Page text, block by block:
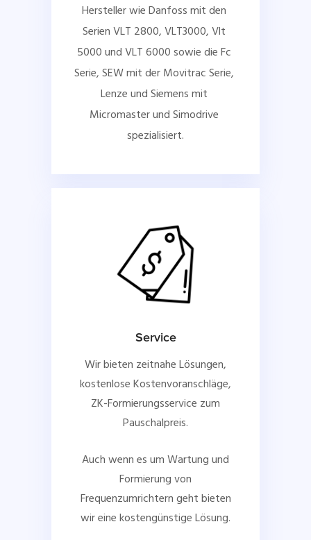
Hersteller wie Danfoss mit den
Serien VLT 2800, VLT3000, Vlt
5000 und VLT 6000 sowie die Fc
Serie, SEW mit der Movitrac Serie,
Lenze und Siemens mit
Micromaster und Simodrive
spezialisiert.
Service
Wir bieten zeitnahe Lösungen,
kostenlose Kostenvoranschläge,
ZK-Formierungsservice zum
Pauschalpreis.
Auch wenn es um Wartung und
Formierung von
Frequenzumrichtern geht bieten
wir eine kostengünstige Lösung.